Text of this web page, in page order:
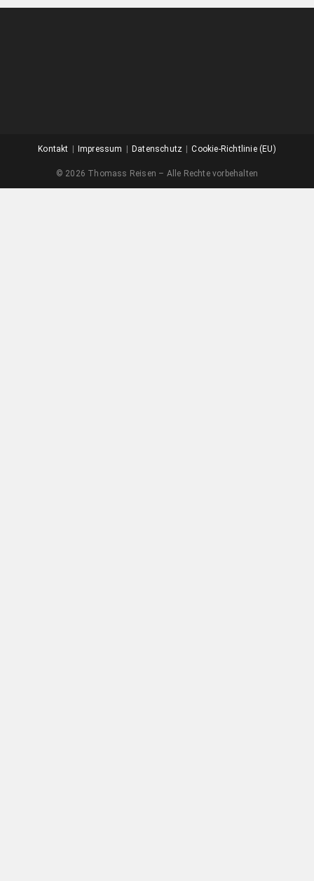
Kontakt Impressum Datenschutz Cookie-Richtlinie (EU)
© 2026 Thomass Reisen – Alle Rechte vorbehalten